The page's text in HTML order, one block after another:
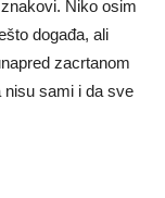
Niko osim
događa, ali
zacrtanom
nisu sami i da sve